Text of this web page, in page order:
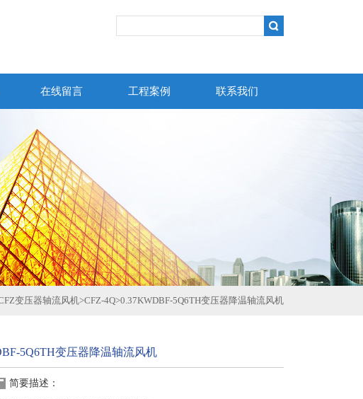
在线留言 工程案例 联系我们
变压器轴流风机>CFZ-4Q>0.37KWDBF-5Q6TH变压器降温轴流风机
5Q6TH变压器降温轴流风机
简要描述：